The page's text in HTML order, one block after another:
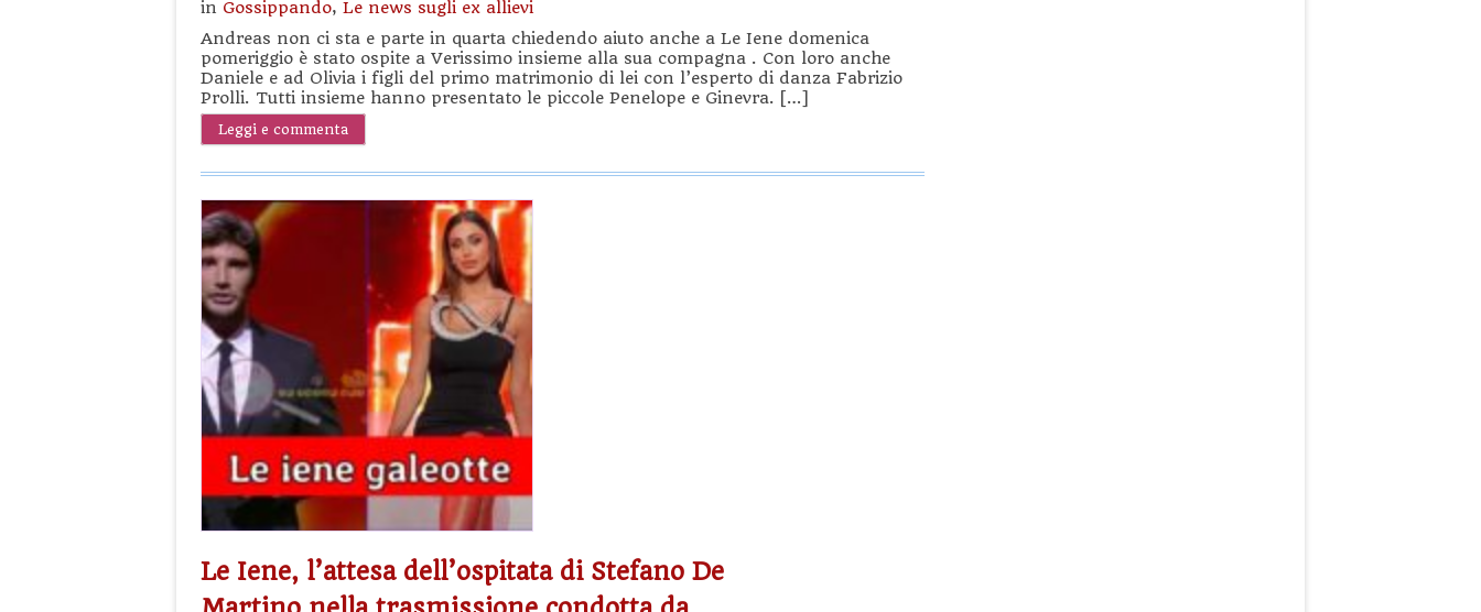
in Gossippando, Le news sugli ex allievi
Andreas non ci sta e parte in quarta chiedendo aiuto anche a Le Iene domenica
pomeriggio è stato ospite a Verissimo insieme alla sua compagna . Con loro anche
Daniele e ad Olivia i figli del primo matrimonio di lei con l’esperto di danza Fabrizio
Prolli. Tutti insieme hanno presentato le piccole Penelope e Ginevra. […]
Leggi e commenta
Le Iene, l’attesa dell’ospitata di Stefano De